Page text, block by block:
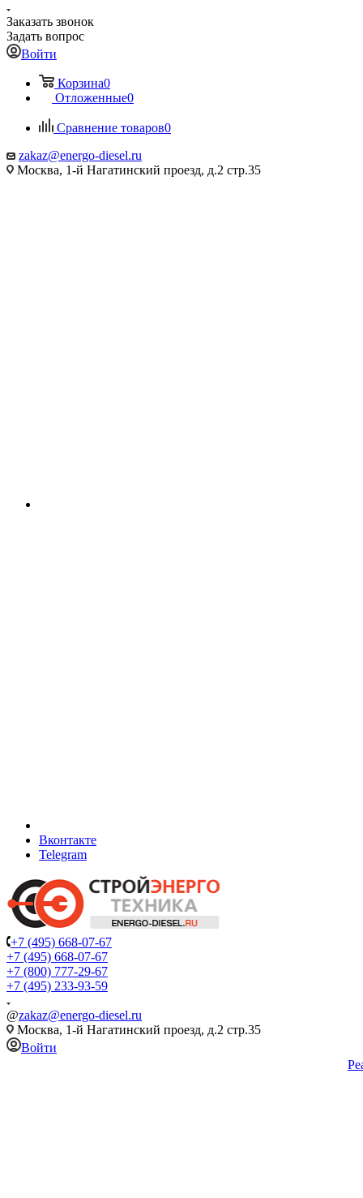
Заказать звонок
Задать вопрос
Войти
Корзина0
Отложенные0
Сравнение товаров0
zakaz@energo-diesel.ru
Москва, 1-й Нагатинский проезд, д.2 стр.35
Вконтакте
Telegram
+7 (495) 668-07-67
+7 (495) 668-07-67
+7 (800) 777-29-67
+7 (495) 233-93-59
@zakaz@energo-diesel.ru
Москва, 1-й Нагатинский проезд, д.2 стр.35
Войти